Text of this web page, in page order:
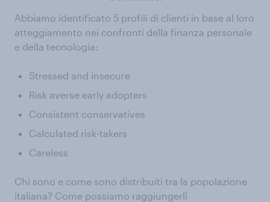
Abbiamo identificato 5 profili di clienti in base al loro
atteggiamento nei confronti della finanza personale
e della tecnologia:
Stressed and insecure
Risk averse early adopters
Consistent conservatives
Calculated risk-takers
Careless
Chi sono e come sono distribuiti tra la popolazione
italiana? Come possiamo raggiungerli